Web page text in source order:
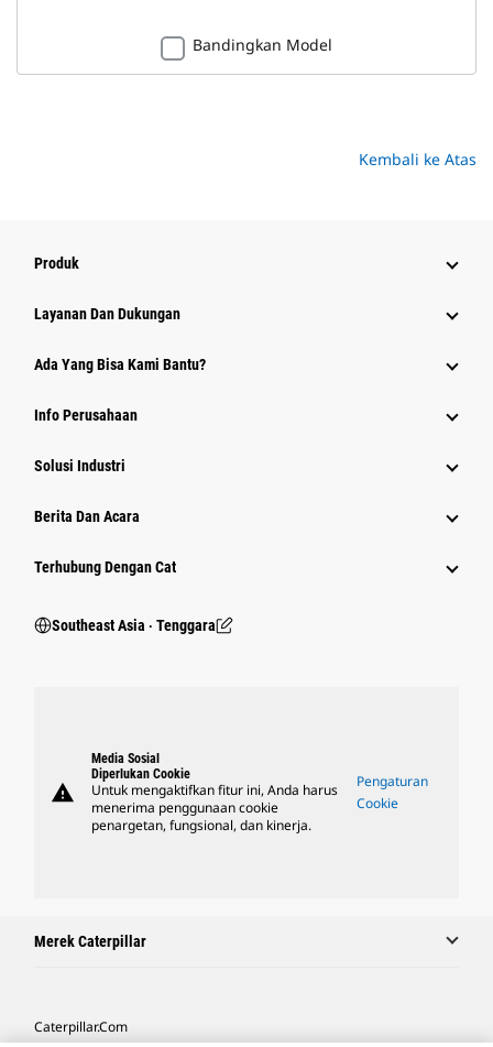
Bandingkan Model
Kembali ke Atas
Produk
Layanan Dan Dukungan
Ada Yang Bisa Kami Bantu?
Info Perusahaan
Solusi Industri
Berita Dan Acara
Terhubung Dengan Cat
Southeast Asia ‧ Tenggara
warning
Media Sosial
Diperlukan Cookie
Untuk mengaktifkan fitur ini, Anda harus
menerima penggunaan cookie
penargetan, fungsional, dan kinerja.
Pengaturan
Cookie
Merek Caterpillar
Caterpillar.com